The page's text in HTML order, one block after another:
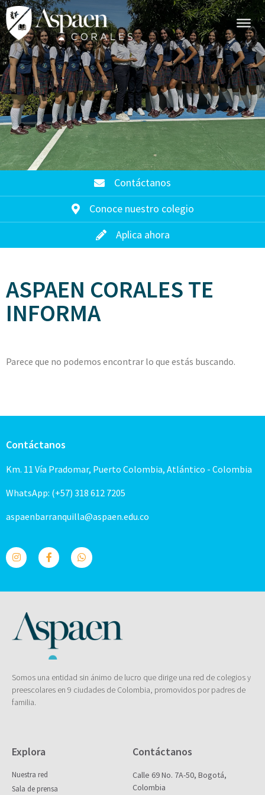
Contáctanos
Conoce nuestro colegio
Aplica ahora
ASPAEN CORALES TE
INFORMA
Parece que no podemos encontrar lo que estás buscando.
Contáctanos
Km. 11 Vía Pradomar, Puerto Colombia, Atlántico - Colombia
WhatsApp: (+57) 318 612 7205
aspaenbarranquilla@aspaen.edu.co
Somos una entidad sin ánimo de lucro que dirige una red de colegios y
preescolares en 9 ciudades de Colombia, promovidos por padres de
familia.
Explora
Nuestra red
Sala de prensa
Contáctanos
Calle 69 No. 7A-50, Bogotá,
Colombia